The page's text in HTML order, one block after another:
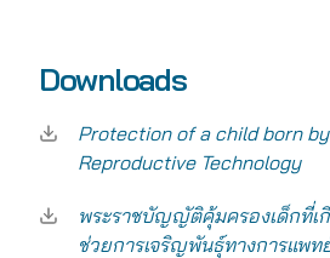
Downloads
Protection of a child born
Reproductive Technology
พระราชบัญญัติคุ้มครองเด็กที่เกิ
ช่วยการเจริญพันธุ์ทางการแพท